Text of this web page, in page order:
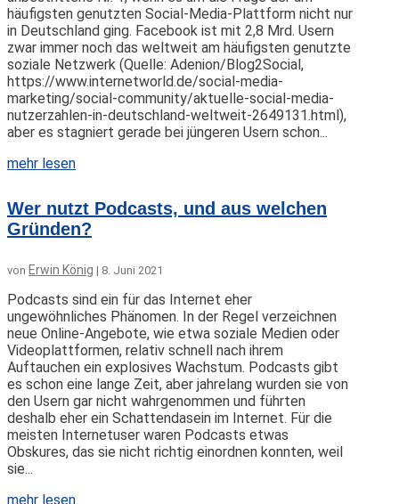
häufigsten genutzten Social-Media-Plattform nicht nur
in Deutschland ging. Facebook ist mit 2,8 Mrd. Usern
zwar immer noch das weltweit am häufigsten genutzte
soziale Netzwerk (Quelle: Adenion/Blog2Social,
https://www.internetworld.de/social-media-
marketing/social-community/aktuelle-social-media-
nutzerzahlen-in-deutschland-weltweit-2649131.html),
aber es stagniert gerade bei jüngeren Usern schon...
mehr lesen
Wer nutzt Podcasts, und aus welchen
Gründen?
von Erwin König | 8. Juni 2021
Podcasts sind ein für das Internet eher
ungewöhnliches Phänomen. In der Regel verzeichnen
neue Online-Angebote, wie etwa soziale Medien oder
Videoplattformen, relativ schnell nach ihrem
Auftauchen ein explosives Wachstum. Podcasts gibt
es schon eine lange Zeit, aber jahrelang wurden sie von
den Usern gar nicht wahrgenommen und führten
deshalb eher ein Schattendasein im Internet. Für die
meisten Internetuser waren Podcasts etwas
Obskures, das sie nicht richtig einordnen konnten, weil
sie...
mehr lesen